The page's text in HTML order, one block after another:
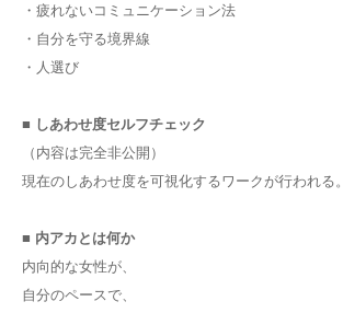
・疲れないコミュニケーション法
・自分を守る境界線
・人選び
■ しあわせ度セルフチェック
（内容は完全非公開）
現在のしあわせ度を可視化するワークが行われる。
■ 内アカとは何か
内向的な女性が、
自分のペースで、